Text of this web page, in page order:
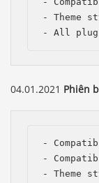
- Theme
- All
04.01.2021 Phiên
-
-
- Theme